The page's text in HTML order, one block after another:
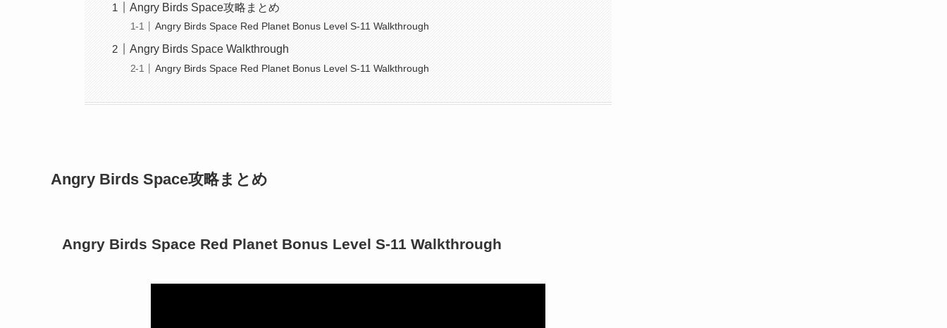
Angry Birds Space攻略まとめ
Angry Birds Space Red Planet Bonus Level S-11 Walkthrough
Angry Birds Space Walkthrough
Angry Birds Space Red Planet Bonus Level S-11 Walkthrough
Angry Birds Space攻略まとめ
Angry Birds Space Red Planet Bonus Level S-11 Walkthrough